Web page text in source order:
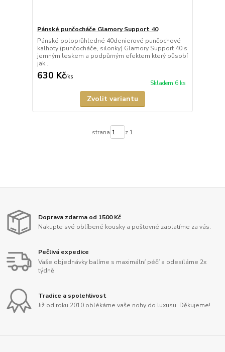
Pánské punčocháče Glamory Support 40
Pánské poloprůhledné 40denierové punčochové
kalhoty (punčocháče, silonky) Glamory Support 40 s
jemným leskem a podpůrným efektem který působí
jak...
630 Kč/ks
Skladem 6 ks
Zvolit variantu
strana z 1
Doprava zdarma od 1500 Kč
Nakupte své oblíbené kousky a poštovné zaplatíme za vás.
Pečlivá expedice
Vaše objednávky balíme s maximální péčí a odesíláme 2x
týdně.
Tradice a spolehlivost
Již od roku 2010 oblékáme vaše nohy do luxusu. Děkujeme!